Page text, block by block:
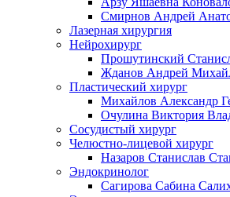
Смирнов Андрей
Лазерная хирургия
Нейрохирург
Прошутинский
Жданов Андрей
Пластический хирург
Михайлов Александр
Очулина Виктория
Сосудистый хирург
Челюстно-лицевой хирург
Назаров Станислав
Эндокринолог
Сагирова Сабина